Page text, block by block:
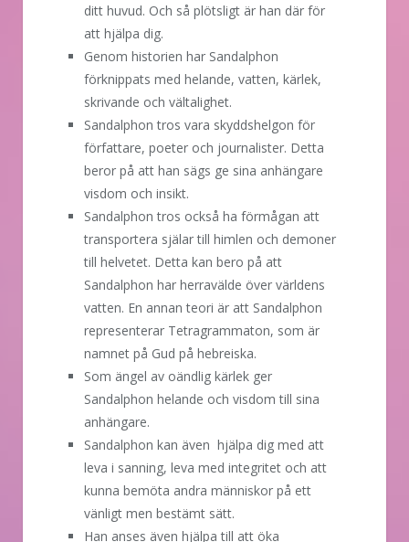
ditt huvud. Och så plötsligt är han där för
att hjälpa dig.
Genom historien har Sandalphon
förknippats med helande, vatten, kärlek,
skrivande och vältalighet.
Sandalphon tros vara skyddshelgon för
författare, poeter och journalister. Detta
beror på att han sägs ge sina anhängare
visdom och insikt.
Sandalphon tros också ha förmågan att
transportera själar till himlen och demoner
till helvetet. Detta kan bero på att
Sandalphon har herravälde över världens
vatten. En annan teori är att Sandalphon
representerar Tetragrammaton, som är
namnet på Gud på hebreiska.
Som ängel av oändlig kärlek ger
Sandalphon helande och visdom till sina
anhängare.
Sandalphon kan även hjälpa dig med att
leva i sanning, leva med integritet och att
kunna bemöta andra människor på ett
vänligt men bestämt sätt.
Han anses även hjälpa till att öka